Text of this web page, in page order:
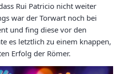
Rui Patricio nicht weiter
war der Torwart noch bei
und fing diese vor den
es letztlich zu einem knappen,
Erfolg der Römer.